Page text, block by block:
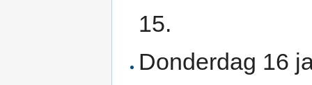
15.
Donderdag 16